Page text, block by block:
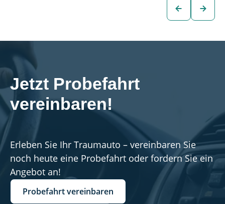
Fahrzeug
Jetzt Probefahrt
vereinbaren!
Erleben Sie Ihr Traumauto – vereinbaren Sie
noch heute eine Probefahrt oder fordern Sie ein
Angebot an!
Probefahrt vereinbaren